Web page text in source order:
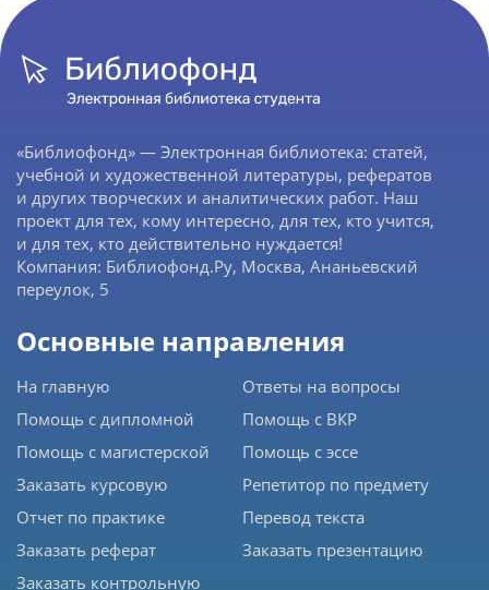
«Библиофонд» — Электронная библиотека: статей,
учебной и художественной литературы, рефератов
и других творческих и аналитических работ. Наш
проект для тех, кому интересно, для тех, кто учится,
и для тех, кто действительно нуждается!
Компания: Библиофонд.Ру, Москва, Ананьевский
переулок, 5
Основные направления
На главную
Помощь с дипломной
Помощь с магистерской
Заказать курсовую
Отчет по практике
Заказать реферат
Заказать контрольную
Ответы на вопросы
Помощь с ВКР
Помощь с эссе
Репетитор по предмету
Перевод текста
Заказать презентацию